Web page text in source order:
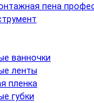
пена
ванночки
ленты
пленка
губки